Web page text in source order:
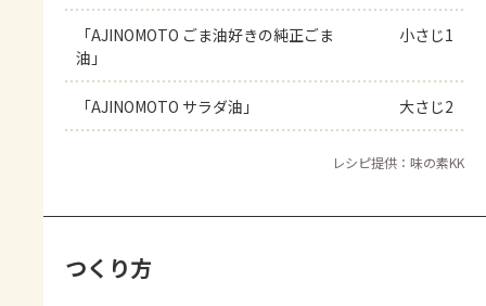
「AJINOMOTO ごま油好きの純正ごま
油」
小さじ1
「AJINOMOTO サラダ油」 大さじ2
レシピ提供：味の素KK
つくり方